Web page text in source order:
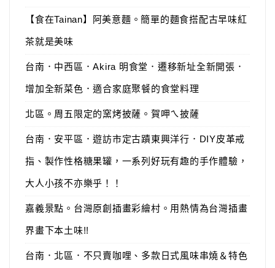
【食在Tainan】阿美意麵。簡單的麵食搭配古早味紅
茶就是美味
台南．中西區．Akira 明食堂．遷移新址全新開張．
增加全新菜色．適合家庭聚餐的食堂料理
北區。周五限定的窯烤披薩。賀呷ㄟ披薩
台南．安平區．遊訪市定古蹟東興洋行．DIY皮革戒
指、製作性格糖果罐，一系列好玩有趣的手作體驗，
大人小孩不亦樂乎！！
嘉義景點。台灣原創插畫彩繪村。用熱情為台灣插畫
界畫下本土味!!
台南．北區．不只賣咖哩、多款日式風味串燒＆特色